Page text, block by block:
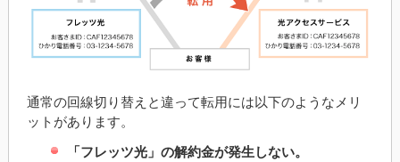
通常の回線切り替えと違って転用には以下のようなメリ
ットがあります。
「フレッツ光」の解約金が発生しない。